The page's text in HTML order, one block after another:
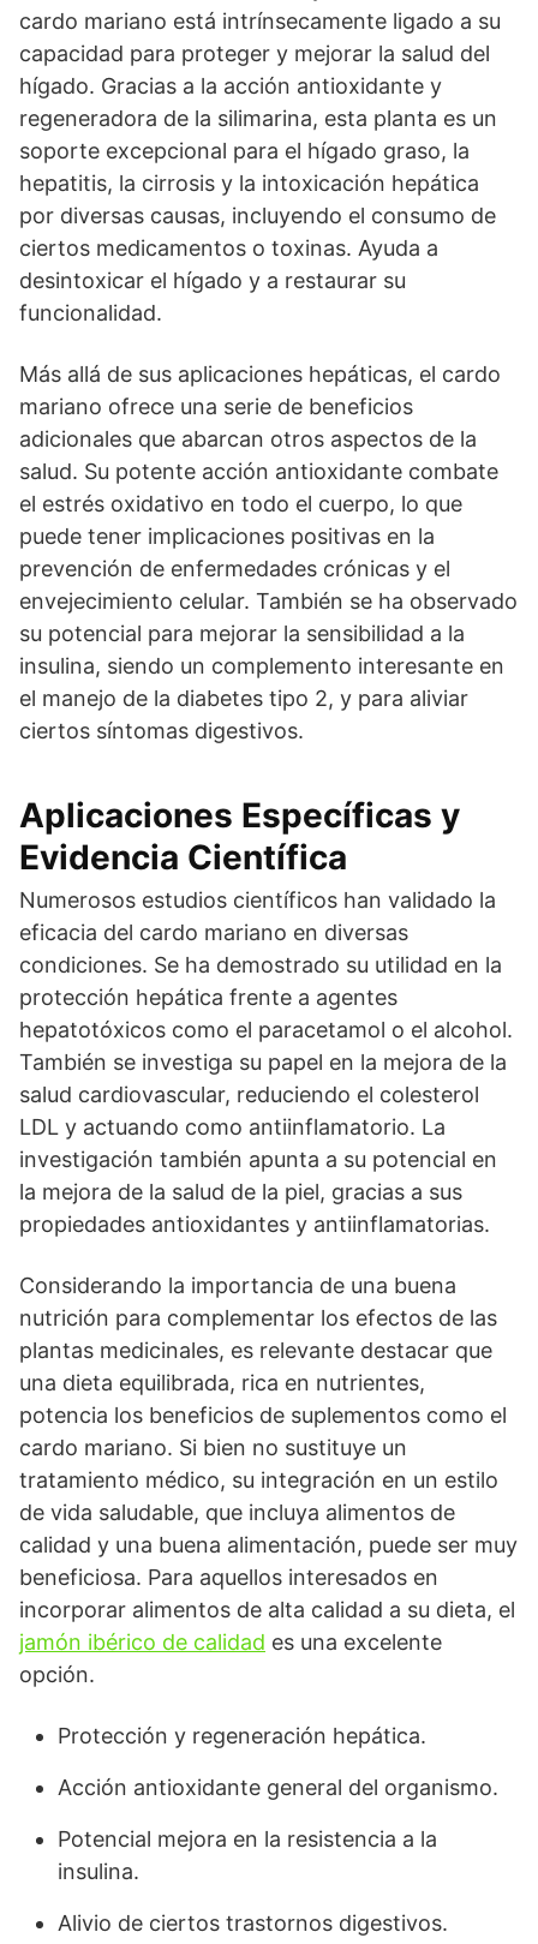
cardo mariano está intrínsecamente ligado a su
capacidad para proteger y mejorar la salud del
hígado. Gracias a la acción antioxidante y
regeneradora de la silimarina, esta planta es un
soporte excepcional para el hígado graso, la
hepatitis, la cirrosis y la intoxicación hepática
por diversas causas, incluyendo el consumo de
ciertos medicamentos o toxinas. Ayuda a
desintoxicar el hígado y a restaurar su
funcionalidad.
Más allá de sus aplicaciones hepáticas, el cardo
mariano ofrece una serie de beneficios
adicionales que abarcan otros aspectos de la
salud. Su potente acción antioxidante combate
el estrés oxidativo en todo el cuerpo, lo que
puede tener implicaciones positivas en la
prevención de enfermedades crónicas y el
envejecimiento celular. También se ha observado
su potencial para mejorar la sensibilidad a la
insulina, siendo un complemento interesante en
el manejo de la diabetes tipo 2, y para aliviar
ciertos síntomas digestivos.
Aplicaciones Específicas y
Evidencia Científica
Numerosos estudios científicos han validado la
eficacia del cardo mariano en diversas
condiciones. Se ha demostrado su utilidad en la
protección hepática frente a agentes
hepatotóxicos como el paracetamol o el alcohol.
También se investiga su papel en la mejora de la
salud cardiovascular, reduciendo el colesterol
LDL y actuando como antiinflamatorio. La
investigación también apunta a su potencial en
la mejora de la salud de la piel, gracias a sus
propiedades antioxidantes y antiinflamatorias.
Considerando la importancia de una buena
nutrición para complementar los efectos de las
plantas medicinales, es relevante destacar que
una dieta equilibrada, rica en nutrientes,
potencia los beneficios de suplementos como el
cardo mariano. Si bien no sustituye un
tratamiento médico, su integración en un estilo
de vida saludable, que incluya alimentos de
calidad y una buena alimentación, puede ser muy
beneficiosa. Para aquellos interesados en
incorporar alimentos de alta calidad a su dieta, el
jamón ibérico de calidad es una excelente
opción.
Protección y regeneración hepática.
Acción antioxidante general del organismo.
Potencial mejora en la resistencia a la
insulina.
Alivio de ciertos trastornos digestivos.